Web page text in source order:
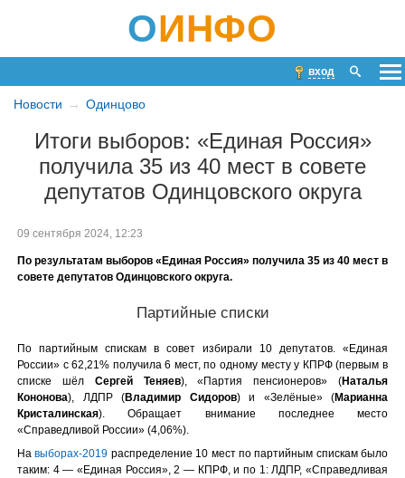
ОИНФО
вход
Новости Одинцово
Итоги выборов: «Единая Россия»
получила 35 из 40 мест в совете
депутатов Одинцовского округа
09 сентября 2024, 12:23
По результатам выборов «Единая Россия» получила 35 из 40 мест в
совете депутатов Одинцовского округа.
Партийные списки
По партийным спискам в совет избирали 10 депутатов. «Единая
России» с 62,21% получила 6 мест, по одному месту у КПРФ (первым в
списке шёл Сергей Теняев), «Партия пенсионеров» (Наталья
Кононова), ЛДПР (Владимир Сидоров) и «Зелёные» (Марианна
Кристалинская). Обращает внимание последнее место
«Справедливой России» (4,06%).
Навыборах-2019 распределение 10 мест по партийным спискам было
таким: 4 — «Единая Россия», 2 — КПРФ, и по 1: ЛДПР, «Справедливая